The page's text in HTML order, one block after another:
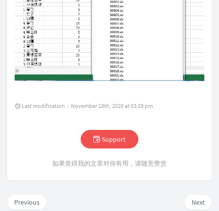
Last modification：November 18th, 2020 at 03:28 pm
Support
如果觉得我的文章对你有用，请随意赞赏
Next
Previous